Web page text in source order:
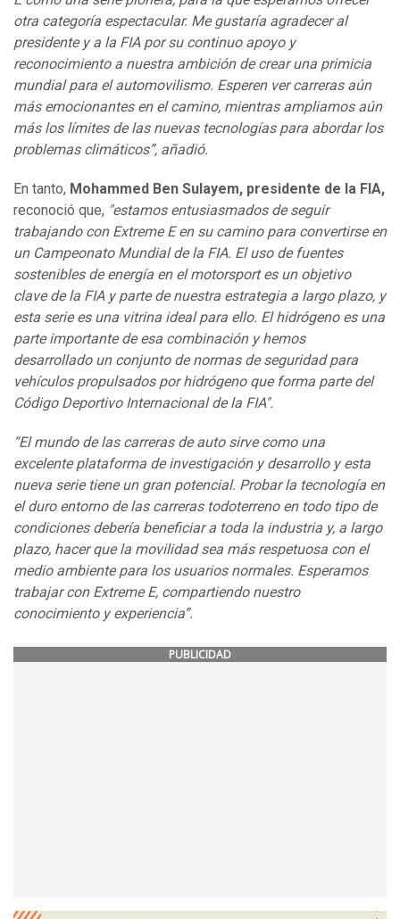
otra categoría espectacular. Me gustaría agradecer al
presidente y a la FIA por su continuo apoyo y
reconocimiento a nuestra ambición de crear una primicia
mundial para el automovilismo. Esperen ver carreras aún
más emocionantes en el camino, mientras ampliamos aún
más los límites de las nuevas tecnologías para abordar los
problemas climáticos”, añadió.
En tanto, Mohammed Ben Sulayem, presidente de la FIA,
reconoció que, "estamos entusiasmados de seguir
trabajando con Extreme E en su camino para convertirse en
un Campeonato Mundial de la FIA. El uso de fuentes
sostenibles de energía en el motorsport es un objetivo
clave de la FIA y parte de nuestra estrategia a largo plazo, y
esta serie es una vitrina ideal para ello. El hidrógeno es una
parte importante de esa combinación y hemos
desarrollado un conjunto de normas de seguridad para
vehículos propulsados por hidrógeno que forma parte del
Código Deportivo Internacional de la FIA".
“El mundo de las carreras de auto sirve como una
excelente plataforma de investigación y desarrollo y esta
nueva serie tiene un gran potencial. Probar la tecnología en
el duro entorno de las carreras todoterreno en todo tipo de
condiciones debería beneficiar a toda la industria y, a largo
plazo, hacer que la movilidad sea más respetuosa con el
medio ambiente para los usuarios normales. Esperamos
trabajar con Extreme E, compartiendo nuestro
conocimiento y experiencia”.
PUBLICIDAD